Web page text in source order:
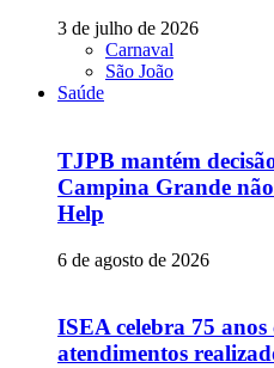
3 de julho de 2026
Carnaval
São João
Saúde
TJPB mantém
Campina Grande
Help
6 de agosto de 2026
ISEA celebra 75
atendimentos